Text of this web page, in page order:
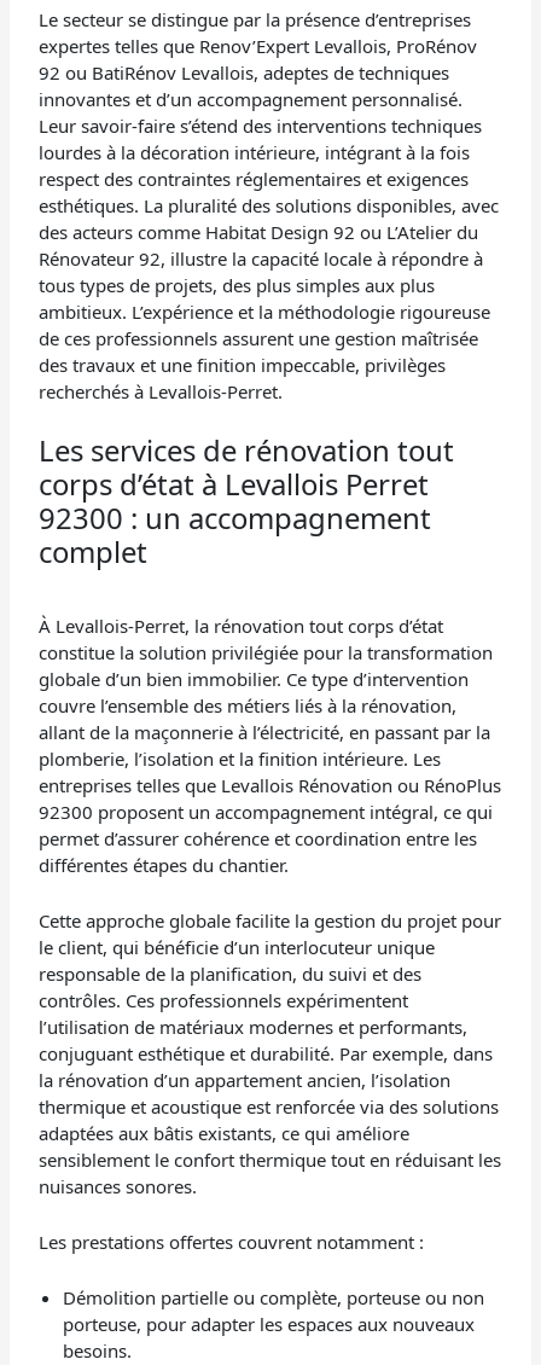
Le secteur se distingue par la présence d’entreprises
expertes telles que Renov’Expert Levallois, ProRénov
92 ou BatiRénov Levallois, adeptes de techniques
innovantes et d’un accompagnement personnalisé.
Leur savoir-faire s’étend des interventions techniques
lourdes à la décoration intérieure, intégrant à la fois
respect des contraintes réglementaires et exigences
esthétiques. La pluralité des solutions disponibles, avec
des acteurs comme Habitat Design 92 ou L’Atelier du
Rénovateur 92, illustre la capacité locale à répondre à
tous types de projets, des plus simples aux plus
ambitieux. L’expérience et la méthodologie rigoureuse
de ces professionnels assurent une gestion maîtrisée
des travaux et une finition impeccable, privilèges
recherchés à Levallois-Perret.
Les services de rénovation tout
corps d’état à Levallois Perret
92300 : un accompagnement
complet
À Levallois-Perret, la rénovation tout corps d’état
constitue la solution privilégiée pour la transformation
globale d’un bien immobilier. Ce type d’intervention
couvre l’ensemble des métiers liés à la rénovation,
allant de la maçonnerie à l’électricité, en passant par la
plomberie, l’isolation et la finition intérieure. Les
entreprises telles que Levallois Rénovation ou RénoPlus
92300 proposent un accompagnement intégral, ce qui
permet d’assurer cohérence et coordination entre les
différentes étapes du chantier.
Cette approche globale facilite la gestion du projet pour
le client, qui bénéficie d’un interlocuteur unique
responsable de la planification, du suivi et des
contrôles. Ces professionnels expérimentent
l’utilisation de matériaux modernes et performants,
conjuguant esthétique et durabilité. Par exemple, dans
la rénovation d’un appartement ancien, l’isolation
thermique et acoustique est renforcée via des solutions
adaptées aux bâtis existants, ce qui améliore
sensiblement le confort thermique tout en réduisant les
nuisances sonores.
Les prestations offertes couvrent notamment :
Démolition partielle ou complète, porteuse ou non
porteuse, pour adapter les espaces aux nouveaux
besoins.